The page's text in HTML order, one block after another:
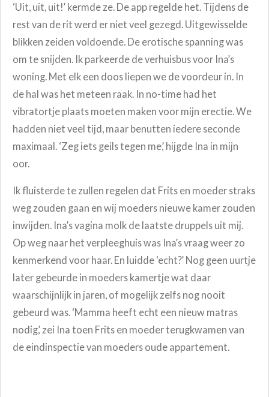
‘Uit, uit, uit!’ kermde ze. De app regelde het. Tijdens de
rest van de rit werd er niet veel gezegd. Uitgewisselde
blikken zeiden voldoende. De erotische spanning was
om te snijden. Ik parkeerde de verhuisbus voor Ina’s
woning. Met elk een doos liepen we de voordeur in. In
de hal was het meteen raak. In no-time had het
vibratortje plaats moeten maken voor mijn erectie. We
hadden niet veel tijd, maar benutten iedere seconde
maximaal. ‘Zeg iets geils tegen me,’ hijgde Ina in mijn
oor.
Ik fluisterde te zullen regelen dat Frits en moeder straks
weg zouden gaan en wij moeders nieuwe kamer zouden
inwijden. Ina’s vagina molk de laatste druppels uit mij.
Op weg naar het verpleeghuis was Ina’s vraag weer zo
kenmerkend voor haar. En luidde ‘echt?’ Nog geen uurtje
later gebeurde in moeders kamertje wat daar
waarschijnlijk in jaren, of mogelijk zelfs nog nooit
gebeurd was. ‘Mamma heeft echt een nieuw matras
nodig,’ zei Ina toen Frits en moeder terugkwamen van
de eindinspectie van moeders oude appartement.